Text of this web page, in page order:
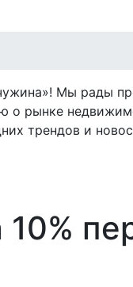
Мы рады
о рынке
трендов и